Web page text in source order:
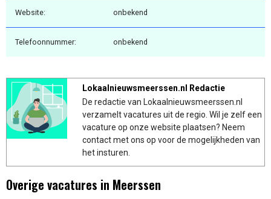
Website: onbekend
Telefoonnummer: onbekend
Lokaalnieuwsmeerssen.nl Redactie
De redactie van Lokaalnieuwsmeerssen.nl
verzamelt vacatures uit de regio. Wil je zelf een
vacature op onze website plaatsen? Neem
contact met ons op voor de mogelijkheden van
het insturen.
Overige vacatures in Meerssen